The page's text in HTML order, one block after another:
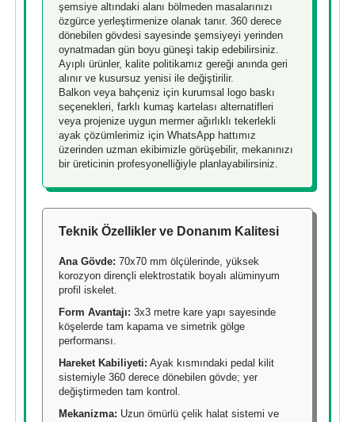
şemsiye altındaki alanı bölmeden masalarınızı
özgürce yerleştirmenize olanak tanır. 360 derece
dönebilen gövdesi sayesinde şemsiyeyi yerinden
oynatmadan gün boyu güneşi takip edebilirsiniz.
Ayıplı ürünler, kalite politikamız gereği anında geri
alınır ve kusursuz yenisi ile değiştirilir.
Balkon veya bahçeniz için kurumsal logo baskı
seçenekleri, farklı kumaş kartelası alternatifleri
veya projenize uygun mermer ağırlıklı tekerlekli
ayak çözümlerimiz için WhatsApp hattımız
üzerinden uzman ekibimizle görüşebilir, mekanınızı
bir üreticinin profesyonelliğiyle planlayabilirsiniz.
Teknik Özellikler ve Donanım Kalitesi
Ana Gövde: 70x70 mm ölçülerinde, yüksek
korozyon dirençli elektrostatik boyalı alüminyum
profil iskelet.
Form Avantajı: 3x3 metre kare yapı sayesinde
köşelerde tam kapama ve simetrik gölge
performansı.
Hareket Kabiliyeti: Ayak kısmındaki pedal kilit
sistemiyle 360 derece dönebilen gövde; yer
değiştirmeden tam kontrol.
Mekanizma: Uzun ömürlü çelik halat sistemi ve